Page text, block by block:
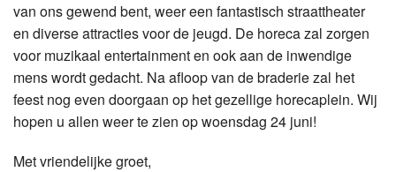
van ons gewend bent, weer een fantastisch straattheater
en diverse attracties voor de jeugd. De horeca zal zorgen
voor muzikaal entertainment en ook aan de inwendige
mens wordt gedacht. Na afloop van de braderie zal het
feest nog even doorgaan op het gezellige horecaplein. Wij
hopen u allen weer te zien op woensdag 24 juni!
Met vriendelijke groet,